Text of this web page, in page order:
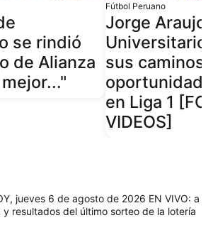
se rindió
de Alianza
Fútbol Peruano
Jorge Araujo
Universitario
sus
oportunidad
en Liga 1
VIDEOS]
jueves 6 de agosto de 2026 EN VIVO: a
y resultados del último sorteo de la lotería